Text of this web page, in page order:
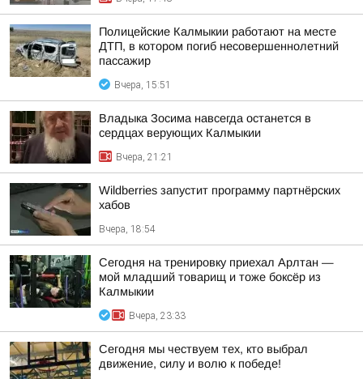
Полицейские Калмыкии работают на месте
ДТП, в котором погиб несовершеннолетний
пассажир
Вчера, 15:51
Владыка Зосима навсегда останется в
сердцах верующих Калмыкии
Вчера, 21:21
Wildberries запустит программу партнёрских
хабов
Вчера, 18:54
Сегодня на тренировку приехал Арлтан —
мой младший товарищ и тоже боксёр из
Калмыкии
Вчера, 23:33
Сегодня мы чествуем тех, кто выбрал
движение, силу и волю к победе!